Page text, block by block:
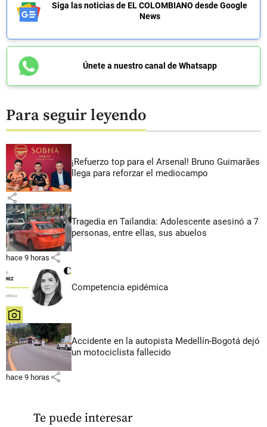
Siga las noticias de EL COLOMBIANO desde Google
News
Únete a nuestro canal de Whatsapp
Para seguir leyendo
¡Refuerzo top para el Arsenal! Bruno Guimarães
llega para reforzar el mediocampo
share
Tragedia en Tailandia: Adolescente asesinó a 7
personas, entre ellas, sus abuelos
hace 9 horas share
Competencia epidémica
share
Accidente en la autopista Medellín-Bogotá dejó
un motociclista fallecido
hace 9 horas share
Te puede interesar